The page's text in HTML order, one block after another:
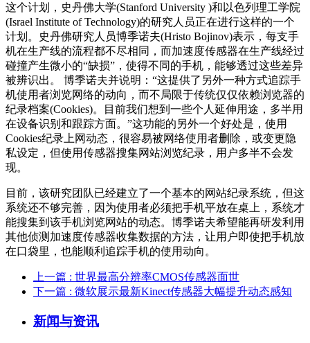
这个计划，史丹佛大学(Stanford University )和以色列理工学院
(Israel Institute of Technology)的研究人员正在进行这样的一个
计划。史丹佛研究人员博季诺夫(Hristo Bojinov)表示，每支手
机在生产线的流程都不尽相同，而加速度传感器在生产线经过
碰撞产生微小的“缺损”，使得不同的手机，能够透过这些差异
被辨识出。 博季诺夫并说明：“这提供了另外一种方式追踪手
机使用者浏览网络的动向，而不局限于传统仅仅依赖浏览器的
纪录档案(Cookies)。目前我们想到一些个人延伸用途，多半用
在设备识别和跟踪方面。”这功能的另外一个好处是，使用
Cookies纪录上网动态，很容易被网络使用者删除，或变更隐
私设定，但使用传感器搜集网站浏览纪录，用户多半不会发
现。
目前，该研究团队已经建立了一个基本的网站纪录系统，但这
系统还不够完善，因为使用者必须把手机平放在桌上，系统才
能搜集到该手机浏览网站的动态。博季诺夫希望能再研发利用
其他侦测加速度传感器收集数据的方法，让用户即使把手机放
在口袋里，也能顺利追踪手机的使用动向。
上一篇 : 世界最高分辨率CMOS传感器面世
下一篇 : 微软展示最新Kinect传感器大幅提升动态感知
新闻与资讯